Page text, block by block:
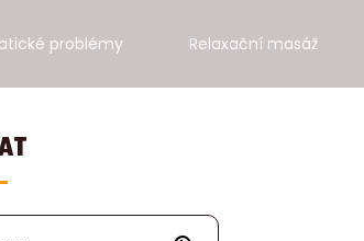
problémy Relaxační masáž